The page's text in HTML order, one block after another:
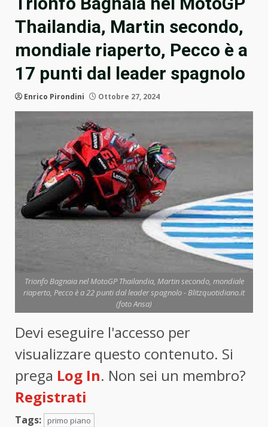
Thailandia, Martin secondo,
mondiale riaperto, Pecco è a
17 punti dal leader spagnolo
Enrico Pirondini Ottobre 27, 2024
Trionfo Bagnaia nel MotoGP Thailandia, Martin secondo, mondiale
riaperto, Pecco è a 22 punti dal leader spagnolo - Blitzquotidiano.it
(foto Ansa)
Devi eseguire l'accesso per
visualizzare questo contenuto. Si
prega Log In. Non sei un membro?
Registrati
Tags: primo piano